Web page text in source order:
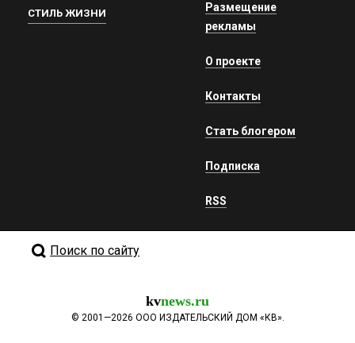
СТИЛЬ ЖИЗНИ
Размещение
рекламы
О проекте
Контакты
Стать блогером
Подписка
RSS
Поиск по сайту
kvnews.ru
© 2001—2026 ООО ИЗДАТЕЛЬСКИЙ ДОМ «КВ».